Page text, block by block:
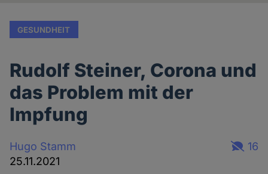
GESUNDHEIT
Rudolf Steiner, Corona und
das Problem mit der
Impfung
Hugo Stamm
25.11.2021
16